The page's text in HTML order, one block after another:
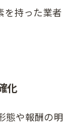
を持った業者
化
態や報酬の明